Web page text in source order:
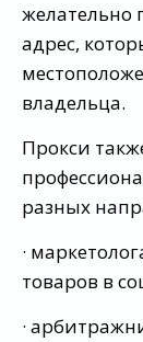
желательно
адрес,
владельца.
Прокси
разных
·
товаров в
·